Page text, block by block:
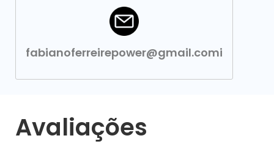
fabianoferreirepower@gmail.comi
Avaliações